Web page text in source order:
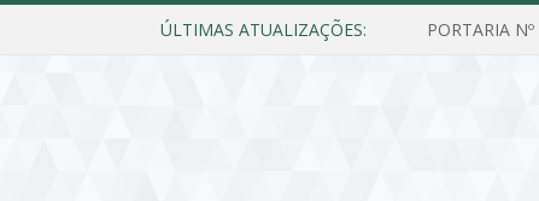
ÚLTIMAS ATUALIZAÇÕES: